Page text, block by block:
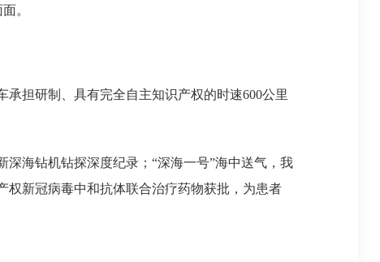
。
担研制、具有完全自主知识产权的时速600公里
海钻机钻探深度纪录；“深海一号”海中送气，我
权新冠病毒中和抗体联合治疗药物获批，为患者